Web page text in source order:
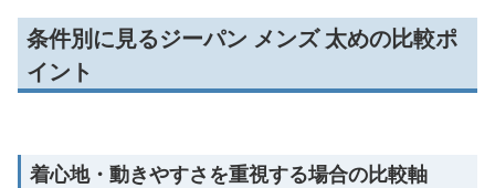
条件別に見るジーパン メンズ 太めの比較ポ
イント
着心地・動きやすさを重視する場合の比較軸